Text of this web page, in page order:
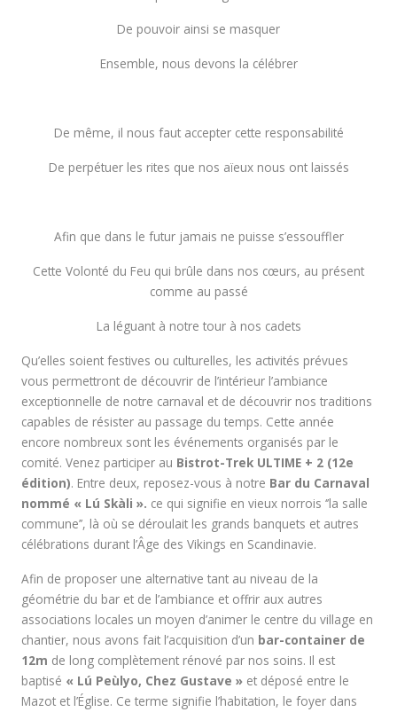
De pouvoir ainsi se masquer
Ensemble, nous devons la célébrer
De même, il nous faut accepter cette responsabilité
De perpétuer les rites que nos aïeux nous ont laissés
Afin que dans le futur jamais ne puisse s’essouffler
Cette Volonté du Feu qui brûle dans nos cœurs, au présent
comme au passé
La léguant à notre tour à nos cadets
Qu’elles soient festives ou culturelles, les activités prévues
vous permettront de découvrir de l’intérieur l’ambiance
exceptionnelle de notre carnaval et de découvrir nos traditions
capables de résister au passage du temps. Cette année
encore nombreux sont les événements organisés par le
comité. Venez participer au Bistrot-Trek ULTIME + 2 (12e
édition). Entre deux, reposez-vous à notre Bar du Carnaval
nommé « Lú Skàli ». ce qui signifie en vieux norrois ‘’la salle
commune’’, là où se déroulait les grands banquets et autres
célébrations durant l’Âge des Vikings en Scandinavie.
Afin de proposer une alternative tant au niveau de la
géométrie du bar et de l’ambiance et offrir aux autres
associations locales un moyen d’animer le centre du village en
chantier, nous avons fait l’acquisition d’un bar-container de
12m de long complètement rénové par nos soins. Il est
baptisé « Lú Peùlyo, Chez Gustave » et déposé entre le
Mazot et l’Église. Ce terme signifie l’habitation, le foyer dans